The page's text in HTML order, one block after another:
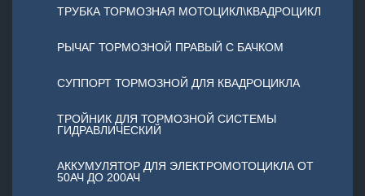
ТРУБКА ТОРМОЗНАЯ МОТОЦИКЛ\КВАДРОЦИКЛ
РЫЧАГ ТОРМОЗНОЙ ПРАВЫЙ С БАЧКОМ
СУППОРТ ТОРМОЗНОЙ ДЛЯ КВАДРОЦИКЛА
ТРОЙНИК ДЛЯ ТОРМОЗНОЙ СИСТЕМЫ
ГИДРАВЛИЧЕСКИЙ
АККУМУЛЯТОР ДЛЯ ЭЛЕКТРОМОТОЦИКЛА ОТ
50АЧ ДО 200АЧ